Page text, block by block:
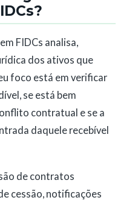
FIDCs analisa,
dos ativos que
foco está em verificar
se está bem
contratual e se a
daquele recebível
de contratos
cessão, notificações